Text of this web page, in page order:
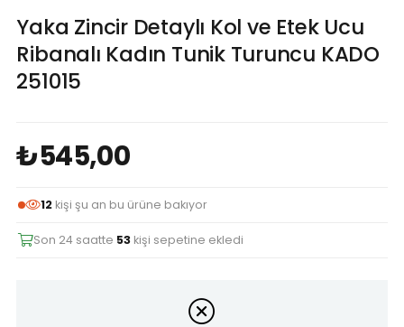
Yaka Zincir Detaylı Kol ve Etek Ucu
Ribanalı Kadın Tunik Turuncu KADO
251015
₺545,00
12 kişi şu an bu ürüne bakıyor
Son 24 saatte 53 kişi sepetine ekledi